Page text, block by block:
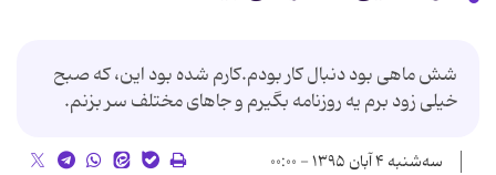
شش ماهی بود دنبال کار بودم.کارم شده بود این، که صبح
خیلی زود برم یه روزنامه بگیرم و جاهای مختلف سر بزنم.
سه‌شنبه ۴ آبان ۱۳۹۵ - ۰۰:۰۰